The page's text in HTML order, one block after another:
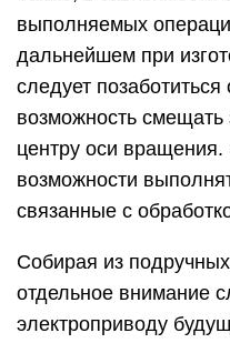
выполняемых
дальнейшем при
следует
возможность смещать
центру оси
возможности
связанные с
Собирая из
отдельное внимание
электроприводу